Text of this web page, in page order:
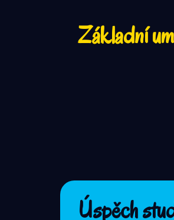
Základní
Úspěch